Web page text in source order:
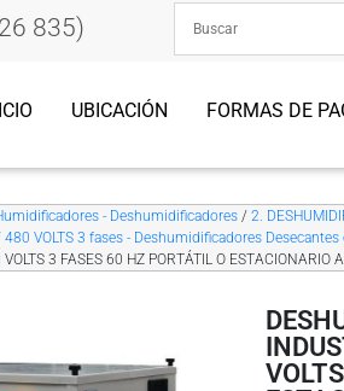
835)
UBICACIÓN FORMAS DE
- Deshumidificadores /2.
480 VOLTS 3 fases - Deshumidificadores
3 FASES 60 HZ PORTÁTIL O